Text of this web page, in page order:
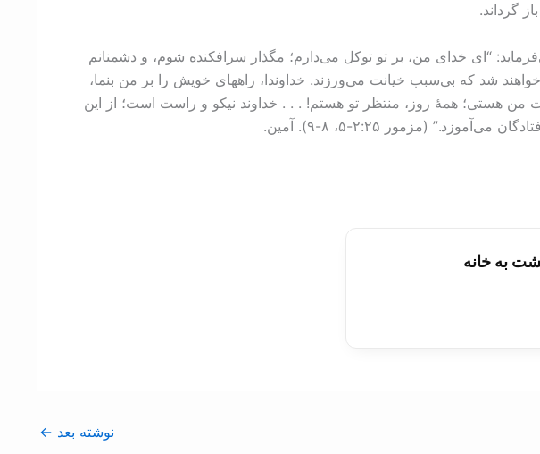
گرداند.
“ای خدای من، بر تو توکل می‌دارم؛ مگذار سرافکنده شوم، و دشمنانم
شد که بی‌سبب خیانت می‌ورزند. خداوندا، راههای خویش را بر من بنما،
من هستی؛ همۀ روز، منتظر تو هستم! . . . خداوند نیکو و راست است؛ از این
(مزمور ۲۵:‏۲-‏۵، ۸-‏۹). آمین.
به خانه
نوشته بعد ←